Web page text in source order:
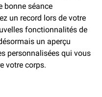
bonne séance
un record lors de votre
fonctionnalités de
un aperçu
personnalisées qui vous
votre corps.